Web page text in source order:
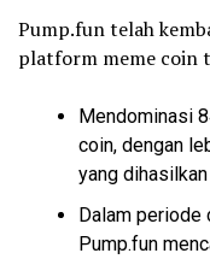
Pump.fun telah
platform meme coin
Mendominasi
coin, dengan
yang
Dalam periode
Pump.fun